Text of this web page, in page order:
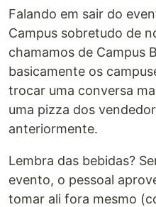
Falando em sair do
Campus sobretudo de
chamamos de Campus
basicamente os
trocar uma conversa
uma pizza dos
anteriormente.
Lembra das bebidas?
evento, o pessoal
tomar ali fora mesmo